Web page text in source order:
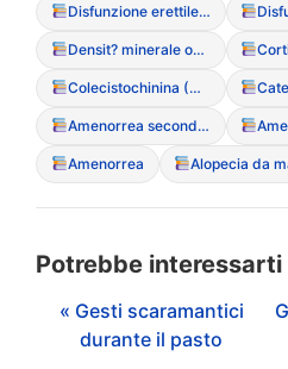
Disfunzione erettile (a causa dei DCA negli uomini)
Densit? minerale ossea (MOC)
Colecistochinina (CCK)
Amenorrea secondaria
Amenorrea
Potrebbe interessarti
« Gesti scaramantici
durante il pasto